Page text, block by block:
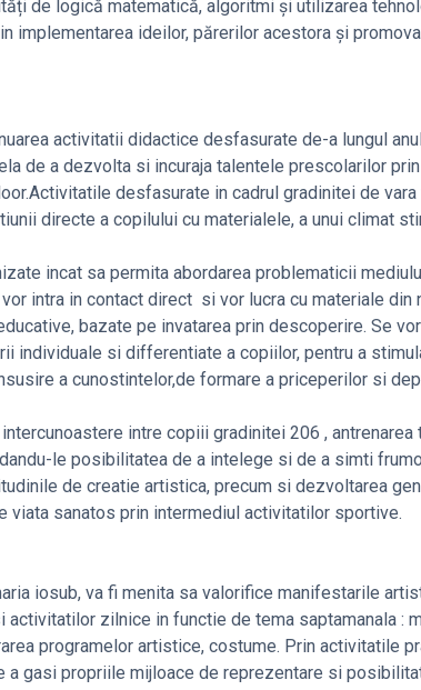
de logică matematică, algoritmi și utilizarea
implementarea ideilor, părerilor acestora și
activitatii didactice desfasurate de-a lungul
de a dezvolta si incuraja talentele prescolarilor
desfasurate in cadrul gradinitei de vara
directe a copilului cu materialele, a unui climat
incat sa permita abordarea problematicii
intra in contact direct si vor lucra cu materiale din
bazate pe invatarea prin descoperire. Se
individuale si differentiate a copiilor, pentru a
a cunostintelor,de formare a priceperilor si
intre copiii gradinitei 206 ,
le posibilitatea de a intelege si de a simti
de creatie artistica, precum si dezvoltarea
sanatos prin intermediul activitatilor sportive.
iosub, va fi menita sa valorifice manifestarile
zilnice in functie de tema saptamanala :
programelor artistice, costume. Prin activitatile
gasi propriile mijloace de reprezentare si